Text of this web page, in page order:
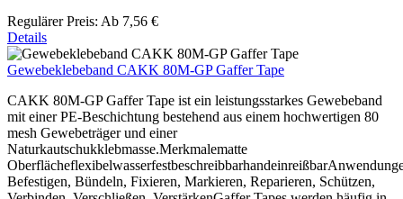
Regulärer Preis: Ab 7,56 €
Details
Gewebeklebeband CAKK 80M-GP Gaffer Tape
CAKK 80M-GP Gaffer Tape ist ein leistungsstarkes Gewebeband
mit einer PE-Beschichtung bestehend aus einem hochwertigen 80
mesh Gewebeträger und einer
Naturkautschukklebmasse.Merkmalematte
Befestigen, Bündeln, Fixieren, Markieren, Reparieren, Schützen,